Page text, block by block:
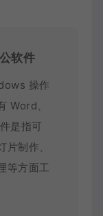
软件
操作
Word、
是指可
制作、
等方面工